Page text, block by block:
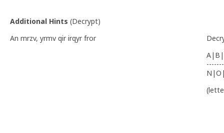
Additional Hints (Decrypt)
An mrzv, yrmv qir irqyr fror